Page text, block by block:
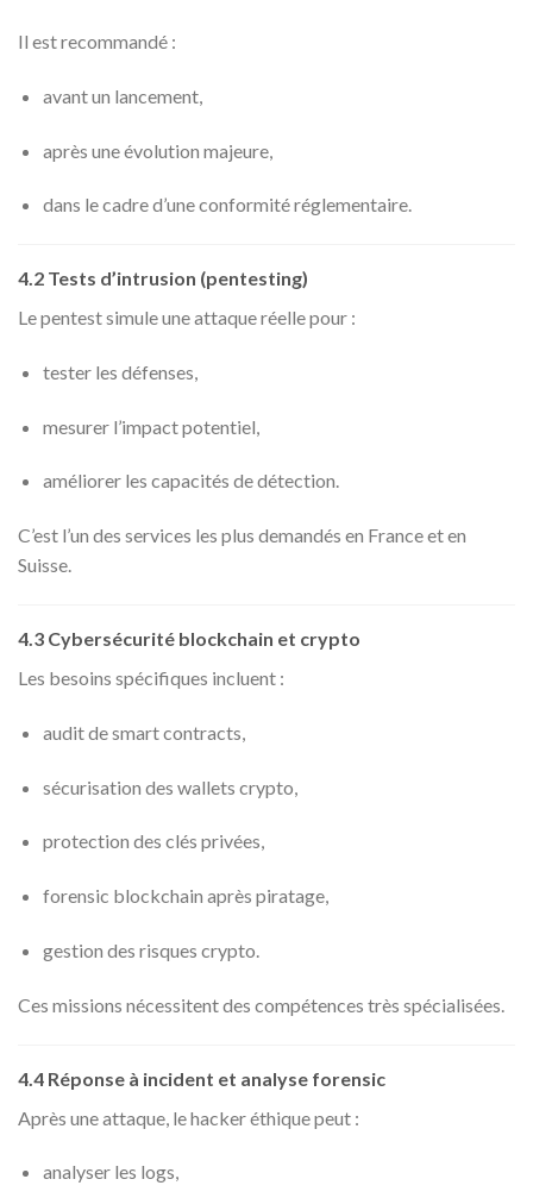
Il est recommandé :
avant un lancement,
après une évolution majeure,
dans le cadre d’une conformité réglementaire.
4.2 Tests d’intrusion (pentesting)
Le pentest simule une attaque réelle pour :
tester les défenses,
mesurer l’impact potentiel,
améliorer les capacités de détection.
C’est l’un des services les plus demandés en France et en
Suisse.
4.3 Cybersécurité blockchain et crypto
Les besoins spécifiques incluent :
audit de smart contracts,
sécurisation des wallets crypto,
protection des clés privées,
forensic blockchain après piratage,
gestion des risques crypto.
Ces missions nécessitent des compétences très spécialisées.
4.4 Réponse à incident et analyse forensic
Après une attaque, le hacker éthique peut :
analyser les logs,